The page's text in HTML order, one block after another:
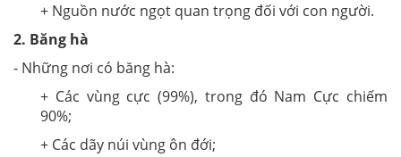
+ Nguồn nước ngọt quan trọng đối với con người.
2. Băng hà
- Những nơi có băng hà:
+ Các vùng cực (99%), trong đó Nam Cực chiếm
90%;
+ Các dãy núi vùng ôn đới;